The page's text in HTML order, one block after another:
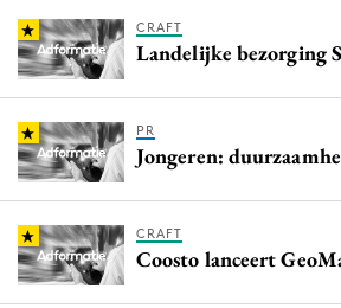
CRAFT
Landelijke bezorging
PR
Jongeren:
CRAFT
Coosto lanceert